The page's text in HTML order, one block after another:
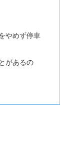
やめず停車
があるの